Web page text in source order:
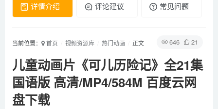
详情介绍 评论建议 常见问题
646 21
当前位置： 首页 视频资源库 热门动画 正文
儿童动画片《可儿历险记》全21集
国语版 高清/MP4/584M 百度云网
盘下载